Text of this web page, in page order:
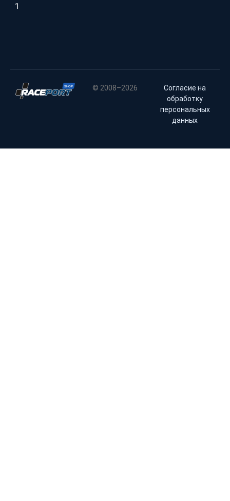
1
© 2008–2026
Согласие на
обработку
персональных
данных